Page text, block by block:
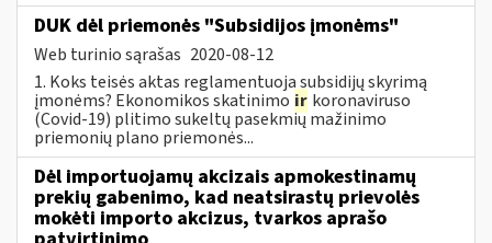
DUK dėl priemonės "Subsidijos įmonėms"
Web turinio sąrašas 2020-08-12
1. Koks teisės aktas reglamentuoja subsidijų skyrimą
įmonėms? Ekonomikos skatinimo ir koronaviruso
(Covid-19) plitimo sukeltų pasekmių mažinimo
priemonių plano priemonės...
Dėl importuojamų akcizais apmokestinamų
prekių gabenimo, kad neatsirastų prievolės
mokėti importo akcizus, tvarkos aprašo